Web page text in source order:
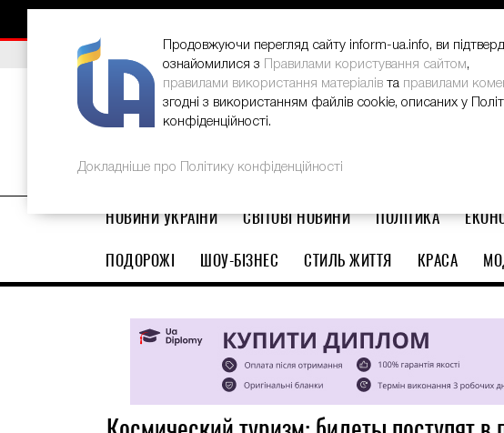
ВИБІР РЕДАКЦІЇ В Україні стартував ювілейний Global Teacher Prize-
НОВИНИ УКРАЇНИ СВІТОВІ НОВИНИ ПОЛІТИКА
ПОДОРОЖІ
ШОУ-БІЗНЕС СТИЛЬ ЖИТТЯ КРАСА
Продовжуючи перегляд сайту inform-ua.info, ви
ознайомилися з
Правилами користування сайтом,
правилами використання матеріалів та правилами
згодні з використанням файлів cookie, описаних у
конфіденційності.
Докладніше про Політику конфіденційності